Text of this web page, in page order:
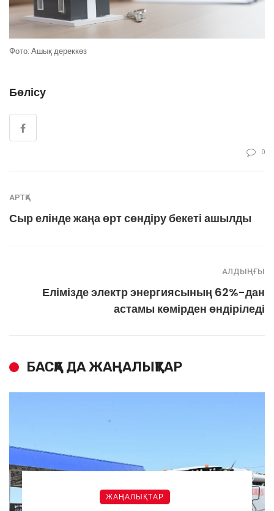
Фото: Ашық дереккөз
Бөлісу
0
АРТҚА
Сыр елінде жаңа өрт сөндіру бекеті ашылды
АЛДЫҢҒЫ
Елімізде электр энергиясының 62%-дан
астамы көмірден өндіріледі
БАСҚА ДА ЖАҢАЛЫҚТАР
ЖАҢАЛЫҚТАР